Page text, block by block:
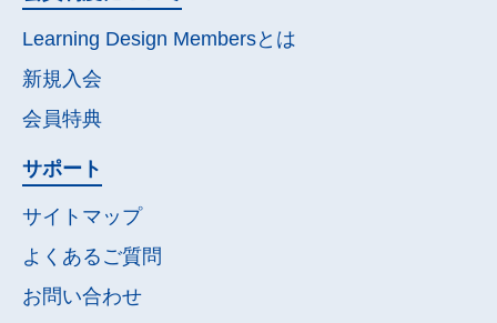
Learning Design Membersとは
新規入会
会員特典
サポート
サイトマップ
よくあるご質問
お問い合わせ